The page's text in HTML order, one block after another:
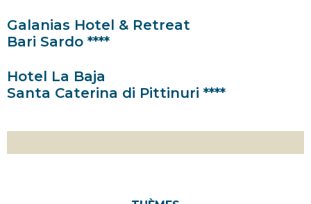
Galanias Hotel & Retreat
Bari Sardo ****
Hotel La Baja
Santa Caterina di Pittinuri ****